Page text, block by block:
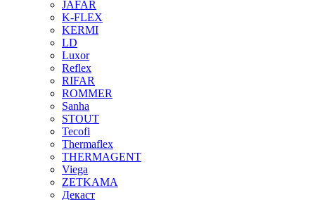
JAFAR
K-FLEX
KERMI
LD
Luxor
Reflex
RIFAR
ROMMER
Sanha
STOUT
Tecofi
Thermaflex
THERMAGENT
Viega
ZETKAMA
Декаст